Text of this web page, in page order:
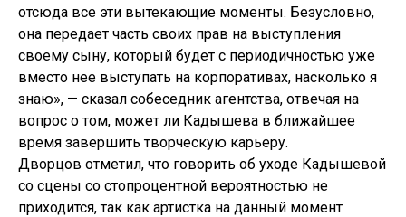
отсюда все эти вытекающие моменты. Безусловно,
она передает часть своих прав на выступления
своему сыну, который будет с периодичностью уже
вместо нее выступать на корпоративах, насколько я
знаю», — сказал собеседник агентства, отвечая на
вопрос о том, может ли Кадышева в ближайшее
время завершить творческую карьеру.
Дворцов отметил, что говорить об уходе Кадышевой
со сцены со стопроцентной вероятностью не
приходится, так как артистка на данный момент